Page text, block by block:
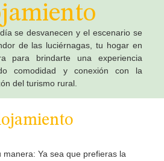
se desvanecen y el escenario se
de las luciérnagas, tu hogar en
para brindarte una experiencia
comodidad y conexión con la
del turismo rural.
Ya sea que prefieras la